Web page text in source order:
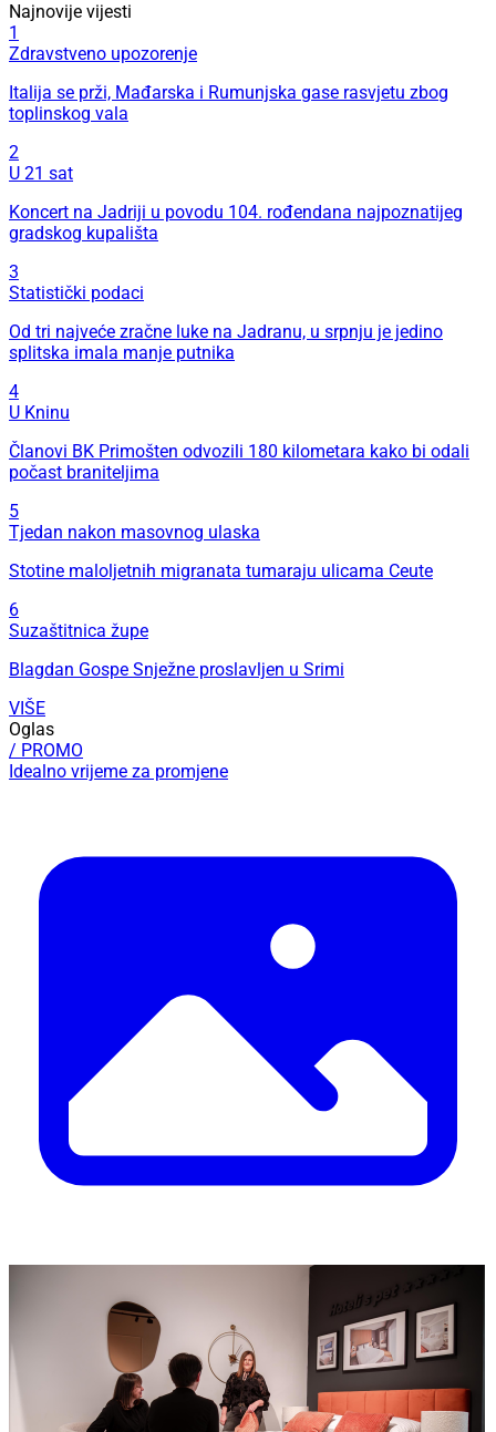
Najnovije vijesti
1
Zdravstveno upozorenje
Italija se prži, Mađarska i Rumunjska gase rasvjetu zbog
toplinskog vala
2
U 21 sat
Koncert na Jadriji u povodu 104. rođendana najpoznatijeg
gradskog kupališta
3
Statistički podaci
Od tri najveće zračne luke na Jadranu, u srpnju je jedino
splitska imala manje putnika
4
U Kninu
Članovi BK Primošten odvozili 180 kilometara kako bi odali
počast braniteljima
5
Tjedan nakon masovnog ulaska
Stotine maloljetnih migranata tumaraju ulicama Ceute
6
Suzaštitnica župe
Blagdan Gospe Snježne proslavljen u Srimi
VIŠE
Oglas
/ PROMO
Idealno vrijeme za promjene